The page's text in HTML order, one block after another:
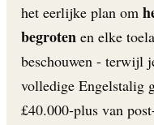
het eerlijke plan om
begroten en elke
beschouwen - terwijl
volledige Engelstalig
£40.000-plus van